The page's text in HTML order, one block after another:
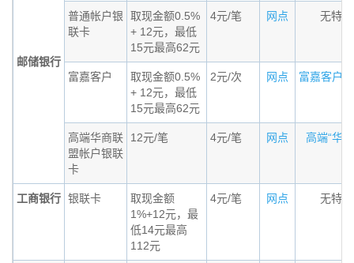
邮储银行
普通帐户银
联卡
取现金额0.5%
+ 12元，最低
15元最高62元
4元/笔 网点 无特
富嘉客户
取现金额0.5%
+ 12元，最低
15元最高62元
2元/次 网点 富嘉客户
高端华商联
盟帐户银联
卡
12元/笔 4元/笔 网点 高端“华
工商银行 银联卡
取现金额
1%+12元，最
低14元最高
112元
4元/笔 网点 无特